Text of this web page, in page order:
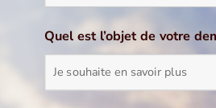
Quel est l’objet de votre